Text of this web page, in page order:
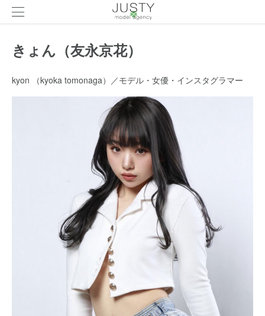
きょん（友永京花）
kyon （kyoka tomonaga）／モデル・女優・インスタグラマー